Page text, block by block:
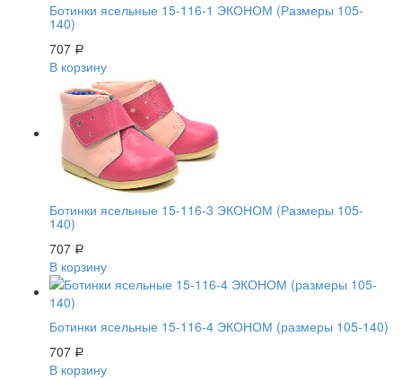
Ботинки ясельные 15-116-1 ЭКОНОМ (Размеры 105-
140)
707 Р
В корзину
Ботинки ясельные 15-116-3 ЭКОНОМ (Размеры 105-
140)
707 Р
В корзину
Ботинки ясельные 15-116-4 ЭКОНОМ (размеры 105-140)
707 Р
В корзину